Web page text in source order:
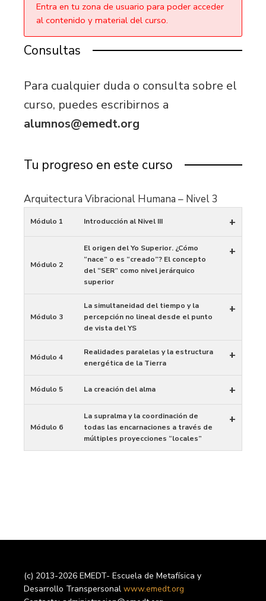
Entra en tu zona de usuario para poder acceder
al contenido y material del curso.
Consultas
Para cualquier duda o consulta sobre el
curso, puedes escribirnos a
alumnos@emedt.org
Tu progreso en este curso
Arquitectura Vibracional Humana – Nivel 3
Módulo 1 Introducción al Nivel III +
Módulo 2
El origen del Yo Superior. ¿Cómo
“nace” o es “creado”? El concepto
del “SER” como nivel jerárquico
superior
+
Módulo 3
La simultaneidad del tiempo y la
percepción no lineal desde el punto
de vista del YS
+
Módulo 4
Realidades paralelas y la estructura
energética de la Tierra
+
Módulo 5 La creación del alma +
Módulo 6
La supralma y la coordinación de
todas las encarnaciones a través de
múltiples proyecciones “locales”
+
(c) 2013-2026 EMEDT- Escuela de Metafísica y
Desarrollo Transpersonal www.emedt.org